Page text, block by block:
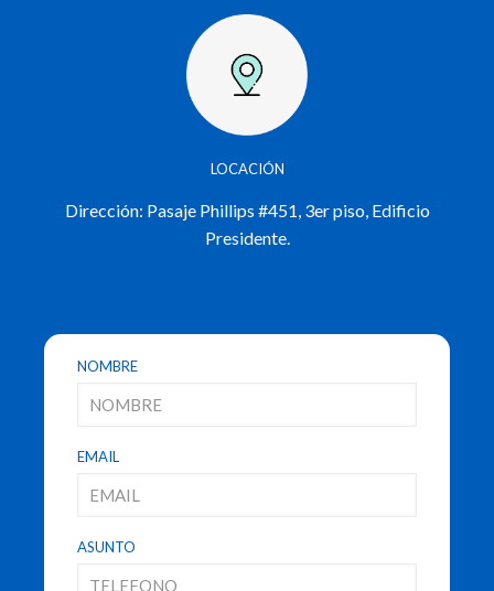
LOCACIÓN
Dirección: Pasaje Phillips #451, 3er piso, Edificio
Presidente.
NOMBRE
EMAIL
ASUNTO